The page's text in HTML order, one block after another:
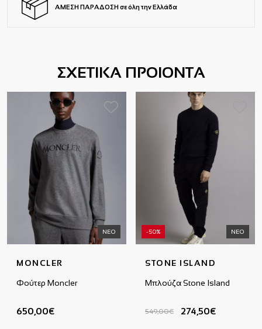
ΑΜΕΣΗ ΠΑΡΑΔΟΣΗ σε όλη την Ελλάδα
ΣΧΕΤΙΚΑ ΠΡΟΙΟΝΤΑ
ΝΕΟ
MONCLER
Φούτερ Moncler
650,00€
ΝΕΟ
-50%
STONE ISLAND
Μπλούζα Stone Island
549,00€ 274,50€